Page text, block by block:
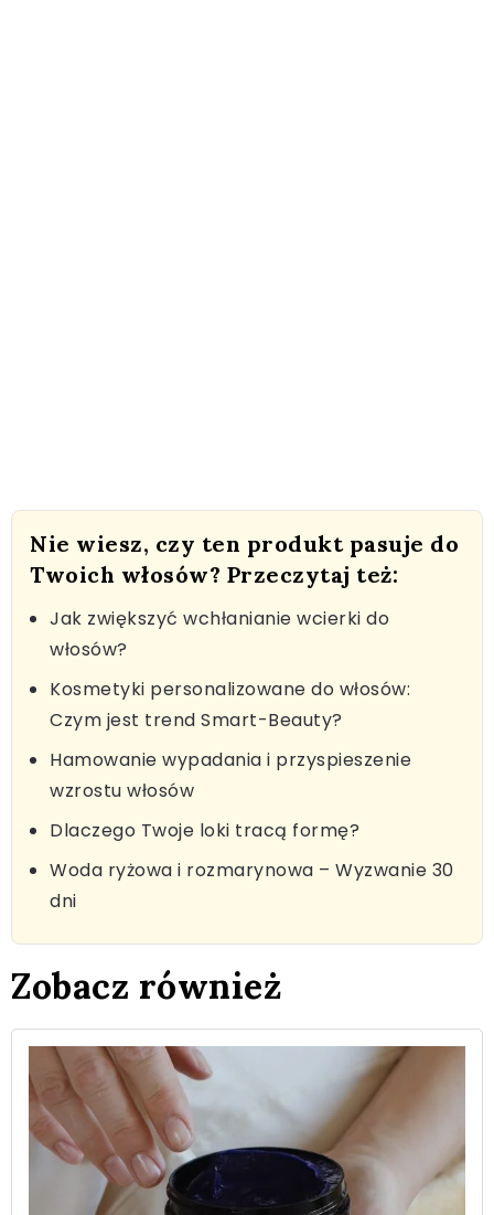
Nie wiesz, czy ten produkt pasuje do
Twoich włosów? Przeczytaj też:
Jak zwiększyć wchłanianie wcierki do
włosów?
Kosmetyki personalizowane do włosów:
Czym jest trend Smart-Beauty?
Hamowanie wypadania i przyspieszenie
wzrostu włosów
Dlaczego Twoje loki tracą formę?
Woda ryżowa i rozmarynowa – Wyzwanie 30
dni
Zobacz również